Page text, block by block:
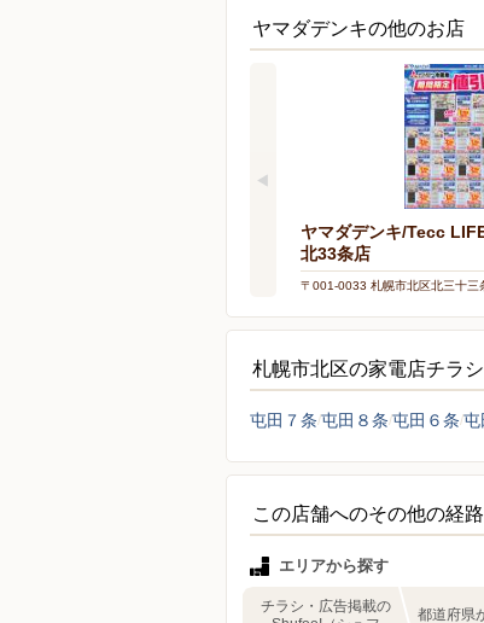
ヤマダデンキの他のお店
ヤマダデンキ/Tecc
北33条店
〒001-0033 札幌市北区北三十三
札幌市北区の家電店チラ
屯田７条 屯田８条 屯田６条 屯
この店舗へのその他の経路
エリアから探す
チラシ・広告掲載の
都道府県